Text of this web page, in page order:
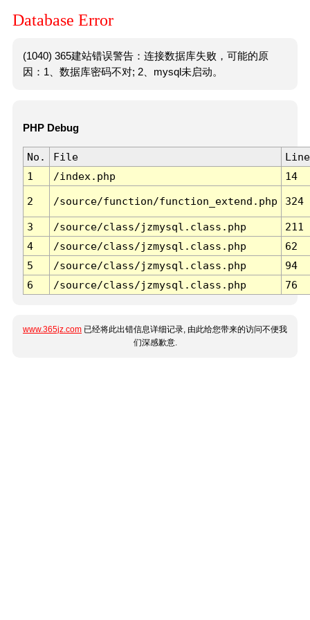
Database Error
(1040) 365建站错误警告：连接数据库失败，可能的原
因：1、数据库密码不对; 2、mysql未启动。
PHP Debug
No. File
Line
1
/index.php 14
2 /source/function/function_extend.php 324
3 /source/class/jzmysql.class.php
211
4
/source/class/jzmysql.class.php
62
5
/source/class/jzmysql.class.php
94
6
/source/class/jzmysql.class.php 76
www.365jz.com 已经将此出错信息详细记录, 由此给您带来的访问不便我
们深感歉意.